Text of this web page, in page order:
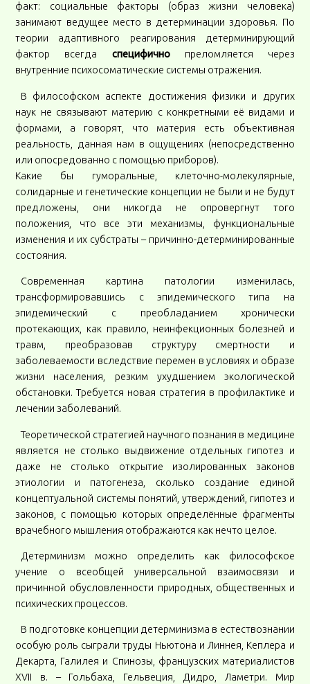
факт: социальные факторы (образ жизни человека)
занимают ведущее место в детерминации здоровья. По
теории адаптивного реагирования детерминирующий
фактор всегда специфичнопреломляется через
внутренние психосоматические системы отражения.
В философском аспекте достижения физики и других
наук не связывают материю с конкретными её видами и
формами, а говорят, что материя есть объективная
реальность, данная нам в ощущениях (непосредственно
или опосредованно с помощью приборов).
Какие бы гуморальные, клеточно-молекулярные,
солидарные и генетические концепции не были и не будут
предложены, они никогда не опровергнут того
положения, что все эти механизмы, функциональные
изменения и их субстраты – причинно-детерминированные
состояния.
Современная картина патологии изменилась,
трансформировавшись с эпидемического типа на
эпидемический с преобладанием хронически
протекающих, как правило, неинфекционных болезней и
травм, преобразовав структуру смертности и
заболеваемости вследствие перемен в условиях и образе
жизни населения, резким ухудшением экологической
обстановки. Требуется новая стратегия в профилактике и
лечении заболеваний.
Теоретической стратегией научного познания в медицине
является не столько выдвижение отдельных гипотез и
даже не столько открытие изолированных законов
этиологии и патогенеза, сколько создание единой
концептуальной системы понятий, утверждений, гипотез и
законов, с помощью которых определённые фрагменты
врачебного мышления отображаются как нечто целое.
Детерминизм можно определить как философское
учение о всеобщей универсальной взаимосвязи и
причинной обусловленности природных, общественных и
психических процессов.
В подготовке концепции детерминизма в естествознании
особую роль сыграли труды Ньютона и Линнея, Кеплера и
Декарта, Галилея и Спинозы, французских материалистов
ХVII в. – Гольбаха, Гельвеция, Дидро, Ламетри. Мир